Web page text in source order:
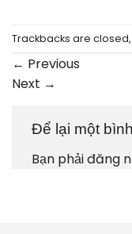
Trackbacks are
← Previous
Next →
Để lại một
Bạn phảiđăng